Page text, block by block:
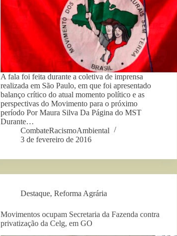
A fala foi feita durante a coletiva de imprensa
realizada em São Paulo, em que foi apresentado
balanço crítico do atual momento político e as
perspectivas do Movimento para o próximo
período Por Maura Silva Da Página do MST
Durante…
CombateRacismoAmbiental
3 de fevereiro de 2016
Destaque,Reforma Agrária
Movimentos ocupam Secretaria da Fazenda contra
privatização da Celg, em GO